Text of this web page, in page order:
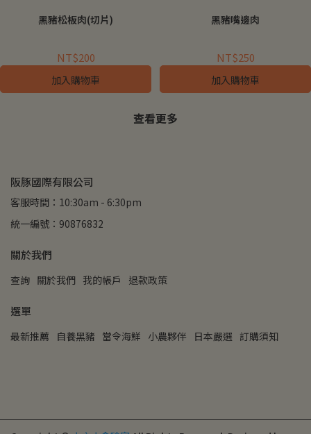
黑豬松板肉(切片)
NT$200
加入購物車
黑豬嘴邊肉
NT$250
加入購物車
查看更多
阪豚國際有限公司
客服時間：10:30am - 6:30pm
統一編號：90876832
關於我們
查詢 關於我們 我的帳戶 退款政策
選單
最新推薦 自養黑豬 當令海鮮 小農夥伴 日本嚴選 訂購須知